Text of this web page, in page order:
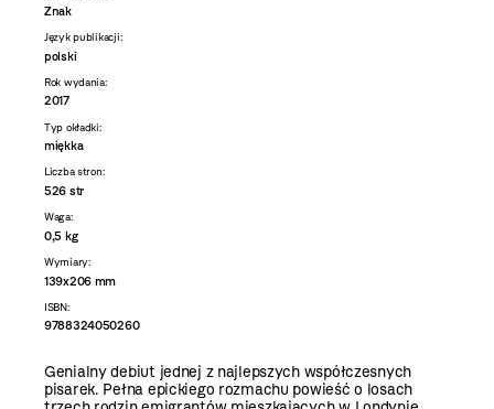
Znak
Język publikacji:
polski
Rok wydania:
2017
Typ okładki:
miękka
Liczba stron:
526 str
Waga:
0,5 kg
Wymiary:
139x206 mm
ISBN:
9788324050260
Genialny debiut jednej z najlepszych współczesnych
pisarek. Pełna epickiego rozmachu powieść o losach